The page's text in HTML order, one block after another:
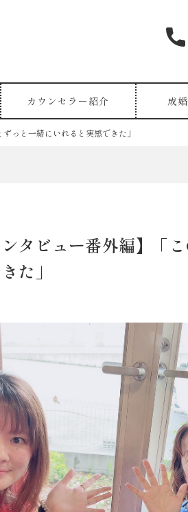
カウンセラー紹介 成
っと一緒にいれると実感できた」
ンタビュー番外編】「
た」